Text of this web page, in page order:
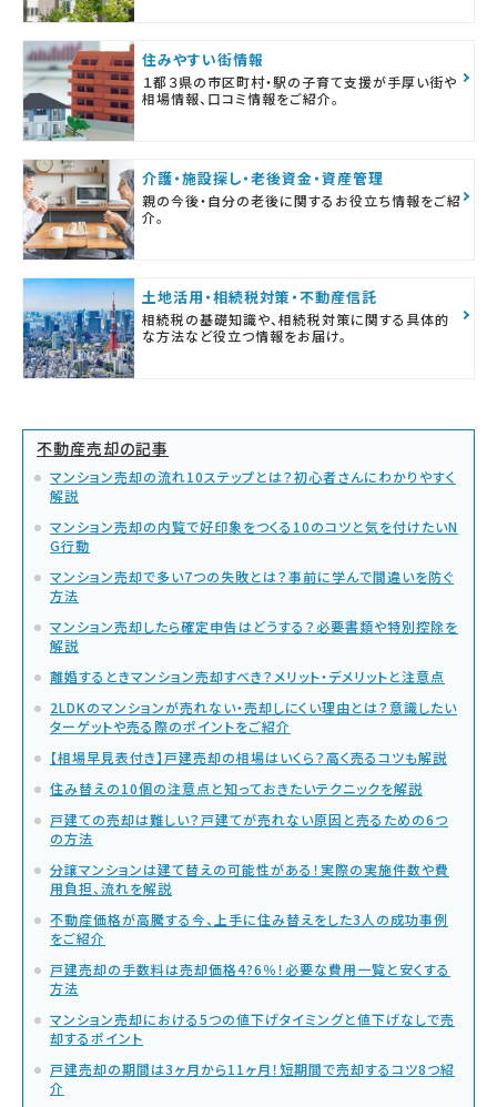
住みやすい街情報
１都３県の市区町村・駅の子育て支援が手厚い街や
相場情報、口コミ情報をご紹介。
介護・施設探し・老後資金・資産管理
親の今後・自分の老後に関するお役立ち情報をご紹
介。
土地活用・相続税対策・不動産信託
相続税の基礎知識や、相続税対策に関する具体的
な方法など役立つ情報をお届け。
不動産売却の記事
マンション売却の流れ10ステップとは？初心者さんにわかりやすく
解説
マンション売却の内覧で好印象をつくる10のコツと気を付けたいN
G行動
マンション売却で多い7つの失敗とは？事前に学んで間違いを防ぐ
方法
マンション売却したら確定申告はどうする？必要書類や特別控除を
解説
離婚するときマンション売却すべき？メリット・デメリットと注意点
2LDKのマンションが売れない・売却しにくい理由とは？意識したい
ターゲットや売る際のポイントをご紹介
【相場早見表付き】戸建売却の相場はいくら？高く売るコツも解説
住み替えの10個の注意点と知っておきたいテクニックを解説
戸建ての売却は難しい？戸建てが売れない原因と売るための6つ
の方法
分譲マンションは建て替えの可能性がある！実際の実施件数や費
用負担、流れを解説
不動産価格が高騰する今、上手に住み替えをした3人の成功事例
をご紹介
戸建売却の手数料は売却価格4?6％！必要な費用一覧と安くする
方法
マンション売却における5つの値下げタイミングと値下げなしで売
却するポイント
戸建売却の期間は3ヶ月から11ヶ月！短期間で売却するコツ8つ紹
介